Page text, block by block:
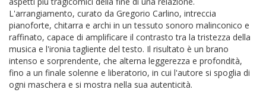
L'arrangiamento, curato da Gregorio Carlino, intreccia
pianoforte, chitarra e archi in un tessuto sonoro malinconico e
raffinato, capace di amplificare il contrasto tra la tristezza della
musica e l'ironia tagliente del testo. Il risultato è un brano
intenso e sorprendente, che alterna leggerezza e profondità,
fino a un finale solenne e liberatorio, in cui l'autore si spoglia di
ogni maschera e si mostra nella sua autenticità.